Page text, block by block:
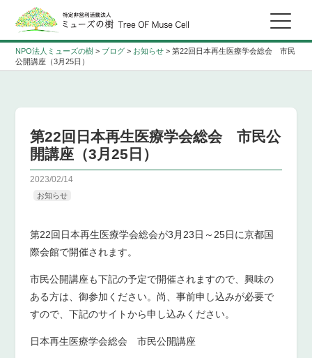
NPO法人ミューズの樹 > ブログ > お知らせ >第22回日本再生医療学会総会 市民
公開講座（3月25日）
第22回日本再生医療学会総会 市民公
開講座（3月25日）
2023/02/14
お知らせ
第22回日本再生医療学会総会が3月23日～25日に京都国
際会館で開催されます。
市民公開講座も下記の予定で開催されますので、興味の
ある方は、御参加ください。尚、事前申し込みが必要で
すので、下記のサイトから申し込みください。
日本再生医療学会総会 市民公開講座